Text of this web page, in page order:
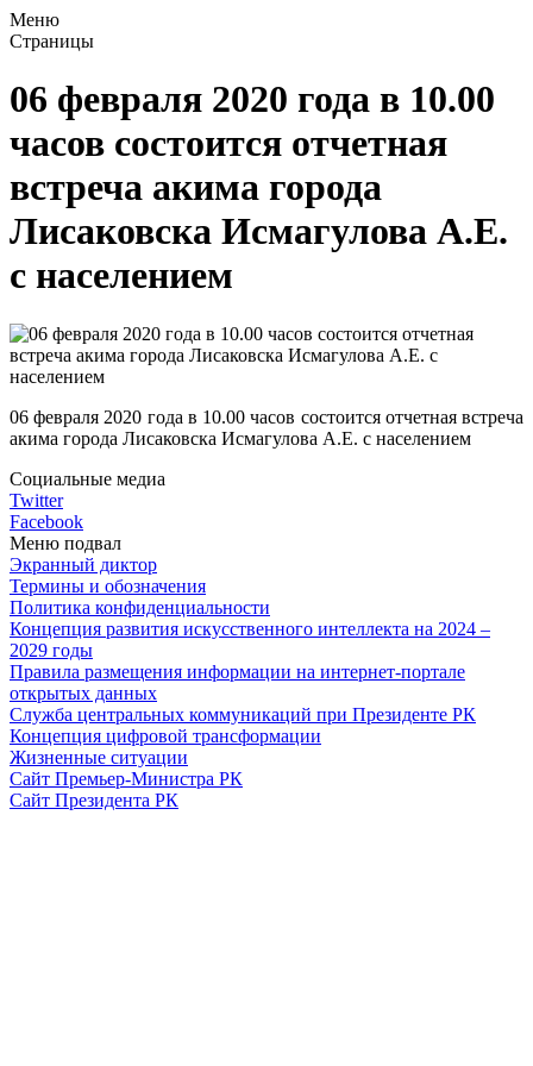
Меню
Страницы
06 февраля 2020 года в 10.00
часов состоится отчетная
встреча акима города
Лисаковска Исмагулова А.Е.
с населением
06 февраля 2020 года в 10.00 часов состоится отчетная встреча
акима города Лисаковска Исмагулова А.Е. с населением
Социальные медиа
Twitter
Facebook
Меню подвал
Экранный диктор
Термины и обозначения
Политика конфиденциальности
Концепция развития искусственного интеллекта на 2024 –
2029 годы
Правила размещения информации на интернет-портале
открытых данных
Служба центральных коммуникаций при Президенте РК
Концепция цифровой трансформации
Жизненные ситуации
Сайт Премьер-Министра РК
Сайт Президента РК